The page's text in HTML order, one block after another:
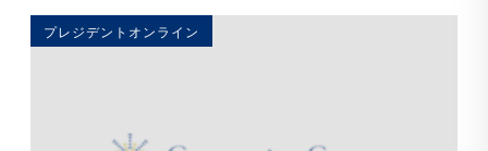
プレジデントオンライン